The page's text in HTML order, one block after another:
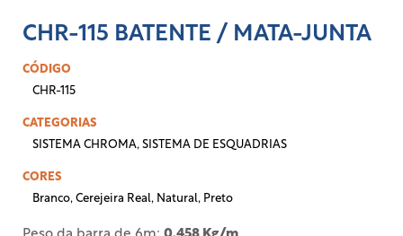
CHR-115 BATENTE / MATA-JUNTA
CÓDIGO
CHR-115
CATEGORIAS
SISTEMA CHROMA, SISTEMA DE ESQUADRIAS
CORES
Branco, Cerejeira Real, Natural, Preto